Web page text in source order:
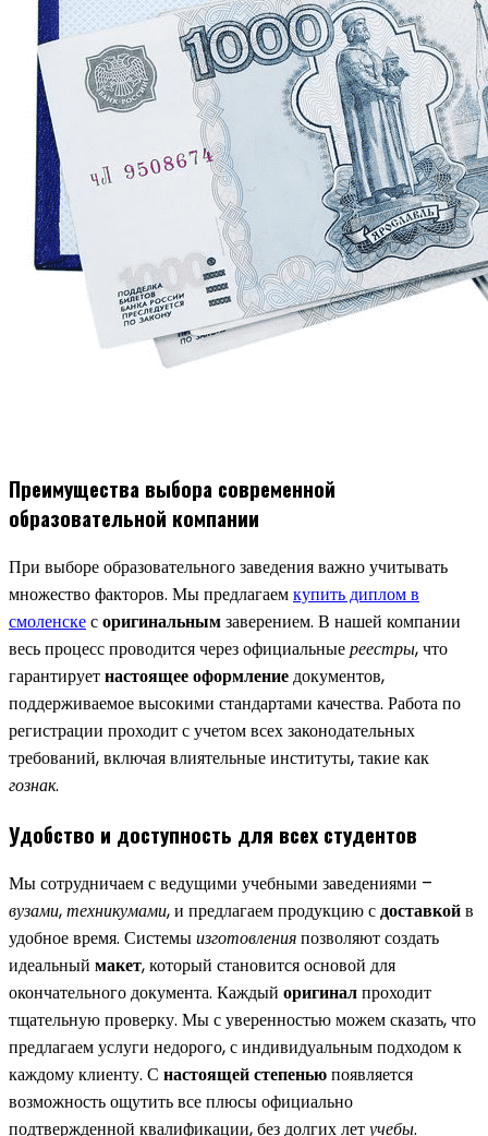
Преимущества выбора современной
образовательной компании
При выборе образовательного заведения важно учитывать
множество факторов. Мы предлагаемкупить диплом в
смоленскесоригинальнымзаверением. В нашей компании
весь процесс проводится через официальныереестры, что
гарантируетнастоящее оформлениедокументов,
поддерживаемое высокими стандартами качества. Работа по
регистрации проходит с учетом всех законодательных
требований, включая влиятельные институты, такие как
гознак.
Удобство и доступность для всех студентов
Мы сотрудничаем с ведущими учебными заведениями –
вузами,техникумами, и предлагаем продукцию сдоставкойв
удобное время. Системыизготовленияпозволяют создать
идеальный макет, который становится основой для
окончательного документа. Каждый оригиналпроходит
тщательную проверку. Мы с уверенностью можем сказать, что
предлагаем услуги недорого, с индивидуальным подходом к
каждому клиенту. С настоящей степеньюпоявляется
возможность ощутить все плюсы официально
подтвержденной квалификации, без долгих летучебы.